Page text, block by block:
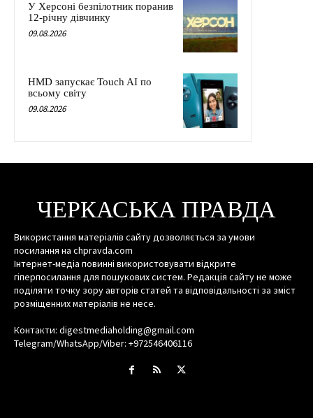
У Херсоні безпілотник поранив
12-річну дівчинку
09.08.2026
HMD запускає Touch AI по
всьому світу
09.08.2026
ЧЕРКАСЬКА ПРАВДА
Використання матеріалів сайту дозволяється за умови
посилання на chpravda.com
Інтернет-медіа повинні використовувати відкрите
гіперпосилання для пошукових систем. Редакція сайту не може
поділяти точку зору авторів статей та відповідальності за зміст
розміщенних матеріалів не несе.
Контакти: digestmediaholding@gmail.com
Telegram/WhatsApp/Viber: +972546406116